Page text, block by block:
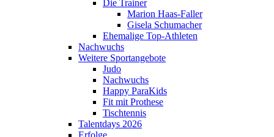
Die Trainer
Marion Haas-Faller
Gisela Schumacher
Ehemalige Top-Athleten
Nachwuchs
Weitere Sportangebote
Judo
Nachwuchs
Happy ParaKids
Fit mit Prothese
Tischtennis
Talentdays 2026
Erfolge